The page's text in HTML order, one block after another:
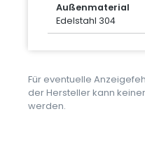
Außenmaterial
Edelstahl 304
Für eventuelle
der Hersteller kann
werden.